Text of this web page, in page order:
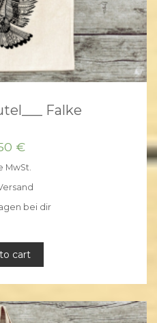
Falke
€
MwSt.
bei dir
cart